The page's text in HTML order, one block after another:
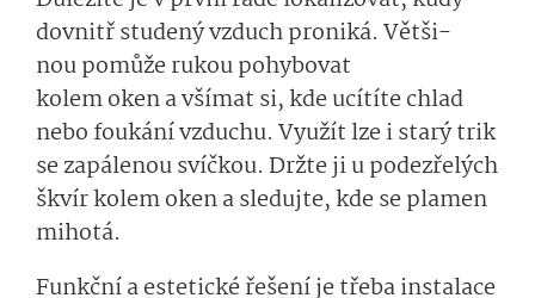
dovnitř studený vzduch proniká. Větši­
noupomůžeru­kou pohybovat
kolemokenavší­mat si, kde ucítíte chlad
nebo foukání vzduchu. Využít lzei st­arý trik
se zapálenou svíčkou. Držte ji u podezřelých
škvír kolem okena sledujte, kde se plamen
mihotá.
Funkční a estetickéřešení jetřeba instalace